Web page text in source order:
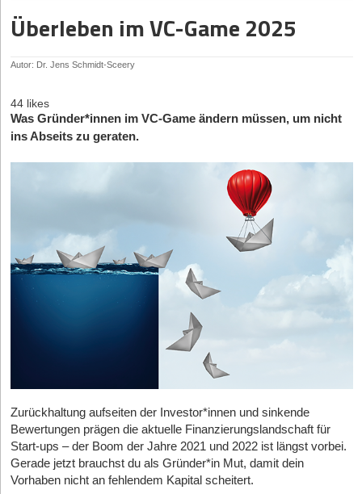
Überleben im VC-Game 2025
Autor: Dr. Jens Schmidt-Sceery
44 likes
Was Gründer*innen im VC-Game ändern müssen, um nicht
ins Abseits zu geraten.
Zurückhaltung aufseiten der Investor*innen und sinkende
Bewertungen prägen die aktuelle Finanzierungslandschaft für
Start-ups – der Boom der Jahre 2021 und 2022 ist längst vorbei.
Gerade jetzt brauchst du als Gründer*in Mut, damit dein
Vorhaben nicht an fehlendem Kapital scheitert.